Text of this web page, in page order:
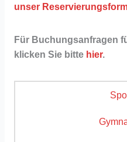
unser
Für Buchungsanfragen
klicken Sie bitte hier.